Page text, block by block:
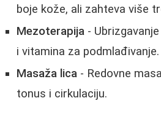
boje kože, ali zahteva više
Mezoterapija -
i vitamina za podmlađivanje.
Masaža lica - Redovne
tonus i cirkulaciju.